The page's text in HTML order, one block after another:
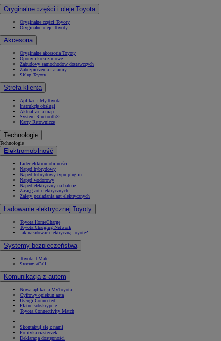
Oryginalne części i oleje Toyota
Oryginalne części Toyoty
Oryginalne oleje Toyoty
Akcesoria
Oryginalne akcesoria Toyoty
Opony i koła zimowe
Zabudowy samochodów dostawczych
Zabezpieczenia i alarmy
Sklep Toyoty
Strefa klienta
Aplikacja MyToyota
Instrukcje obsługi
Aktualizacja map
System Bluetooth®
Karty Ratownicze
Technologie
Technologie
Elektromobilność
Lider elektromobilności
Napęd hybrydowy
Napęd hybrydowy typu plug-in
Napęd wodorowy
Napęd elektryczny na baterię
Zasięg aut elektrycznych
Zalety posiadania aut elektrycznych
Ładowanie elektrycznej Toyoty
Toyota HomeCharge
Toyota Charging Network
Jak naładować elektryczną Toyotę?
Systemy bezpieczeństwa
Toyota T-Mate
System eCall
Komunikacja z autem
Nowa aplikacja MyToyota
Cyfrowy opiekun auta
Usługi Connected
Płatne subskrypcje
Toyota Connectivity Match
Skontaktuj się z nami
Polityka ciasteczek
Deklaracja dostępności